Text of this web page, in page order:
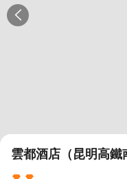
雲都酒店（昆明高